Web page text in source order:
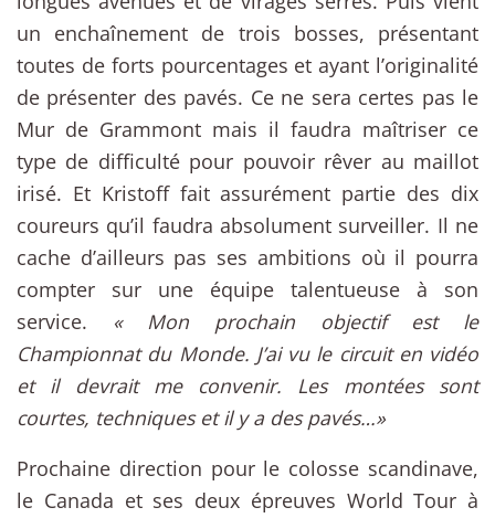
un enchaînement de trois bosses, présentant
toutes de forts pourcentages et ayant l’originalité
de présenter des pavés. Ce ne sera certes pas le
Mur de Grammont mais il faudra maîtriser ce
type de difficulté pour pouvoir rêver au maillot
irisé. Et Kristoff fait assurément partie des dix
coureurs qu’il faudra absolument surveiller. Il ne
cache d’ailleurs pas ses ambitions où il pourra
compter sur une équipe talentueuse à son
service. « Mon prochain objectif est le
Championnat du Monde. J’ai vu le circuit en vidéo
et il devrait me convenir. Les montées sont
courtes, techniques et il y a des pavés…»
Prochaine direction pour le colosse scandinave,
le Canada et ses deux épreuves World Tour à